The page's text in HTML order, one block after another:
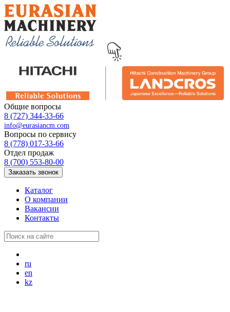
Общие вопросы
8 (727) 344-33-66
info@eurasiancm.com
Вопросы по сервису
8 (778) 017-33-66
Отдел продаж
8 (700) 553-80-00
Заказать звонок
Каталог
О компании
Вакансии
Контакты
ru
en
kz